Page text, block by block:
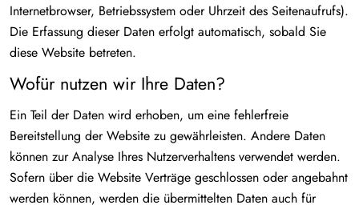
Internetbrowser, Betriebssystem oder Uhrzeit des Seitenaufrufs).
Die Erfassung dieser Daten erfolgt automatisch, sobald Sie
diese Website betreten.
Wofür nutzen wir Ihre Daten?
Ein Teil der Daten wird erhoben, um eine fehlerfreie
Bereitstellung der Website zu gewährleisten. Andere Daten
können zur Analyse Ihres Nutzerverhaltens verwendet werden.
Sofern über die Website Verträge geschlossen oder angebahnt
werden können, werden die übermittelten Daten auch für